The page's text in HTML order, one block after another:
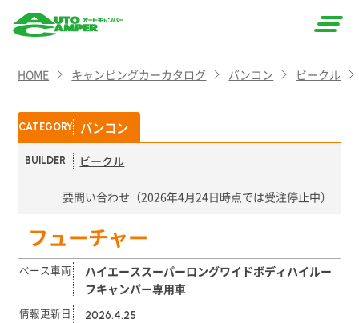
CAMPER
（オート
キャン
パー）
HOME キャンピングカーカタログ バンコン ビークル
CATEGORY バンコン
BUILDER ビークル
要問い合わせ（2026年4月24日時点では受注停止中）
フューチャー
ベース車両
ハイエーススーパーロングワイドボディハイルー
フキャンパー専用車
情報更新日 2026.4.25